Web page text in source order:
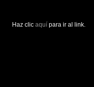
Haz clic aquí para ir al link.